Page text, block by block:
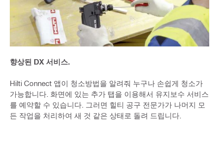
향상된 DX 서비스.
Hilti Connect 앱이 청소방법을 알려줘 누구나 손쉽게 청소가
가능합니다. 화면에 있는 추가 탭을 이용해서 유지보수 서비스
를 예약할 수 있습니다. 그러면 힐티 공구 전문가가 나머지 모
든 작업을 처리하여 새 것 같은 상태로 돌려 드립니다.